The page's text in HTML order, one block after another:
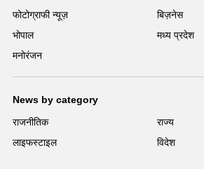
फोटोग्राफी न्यूज़
बिज़नेस
भोपाल
मध्य प्रदेश
मनोरंजन
News by category
राजनीतिक
राज्य
लाइफस्टाइल
विदेश